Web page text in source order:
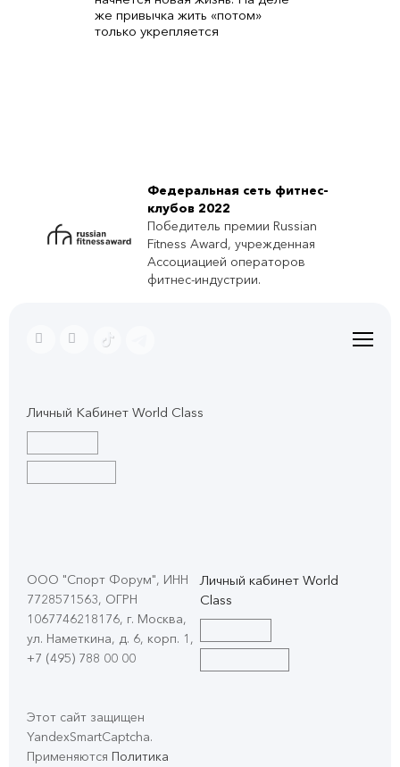
же привычка жить «потом»
только укрепляется
Федеральная сеть фитнес-
клубов 2022
Победитель премии Russian
Fitness Award, учрежденная
Ассоциацией операторов
фитнес-индустрии.
Личный Кабинет World Class
ООО "Спорт Форум", ИНН
7728571563, ОГРН
1067746218176, г. Москва,
ул. Наметкина, д. 6, корп. 1 ,
+7 (495) 788 00 00
Этот сайт защищен
YandexSmartCaptcha.
Применяются Политика
Личный кабинет World
Class